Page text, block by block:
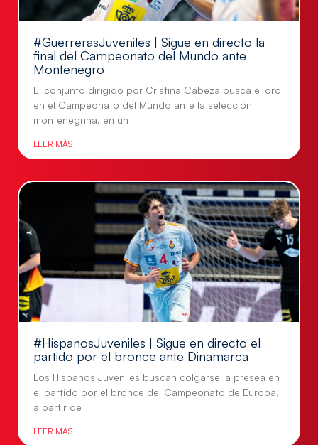
#GuerrerasJuveniles | Sigue en directo la
final del Campeonato del Mundo ante
Montenegro
El conjunto dirigido por Cristina Cabeza busca el oro
en el Campeonato del Mundo ante la selección
montenegrina, en un
LEER MÁS
#HispanosJuveniles | Sigue en directo el
partido por el bronce ante Dinamarca
Los Hispanos Juveniles buscan colgarse la presea en
el partido por el bronce del Campeonato de Europa,
a partir de
LEER MÁS